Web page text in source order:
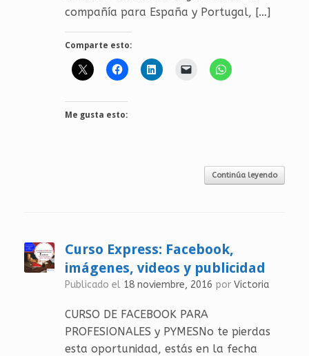
compañía para España y Portugal, […]
Comparte esto:
Me gusta esto:
Continúa leyendo
Curso Express: Facebook,
imágenes, videos y publicidad
Publicado el 18 noviembre, 2016 por Victoria
CURSO DE FACEBOOK PARA
PROFESIONALES y PYMESNo te pierdas
esta oportunidad, estás en la fecha